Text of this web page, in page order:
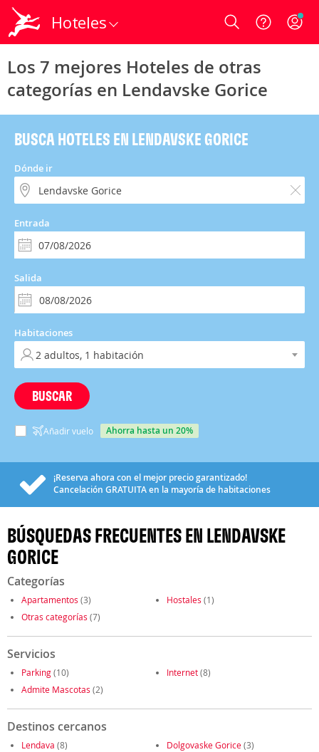
Hoteles Login
Los 7 mejores Hoteles de otras
categorías en Lendavske Gorice
BUSCA HOTELES EN LENDAVSKE GORICE
Dónde ir
Entrada
Salida
Habitaciones
BUSCAR
Añadir vuelo ahorra hasta un 20%
¡Reserva ahora con el mejor precio garantizado!
Cancelación GRATUITAen la mayoría de habitaciones
BÚSQUEDAS FRECUENTES EN LENDAVSKE
GORICE
Categorías
Apartamentos (3) Hostales (1)
Otras categorías (7)
Servicios
Parking(10) Internet(8)
Admite Mascotas (2)
Destinos cercanos
Lendava (8) Dolgovaske Gorice(3)